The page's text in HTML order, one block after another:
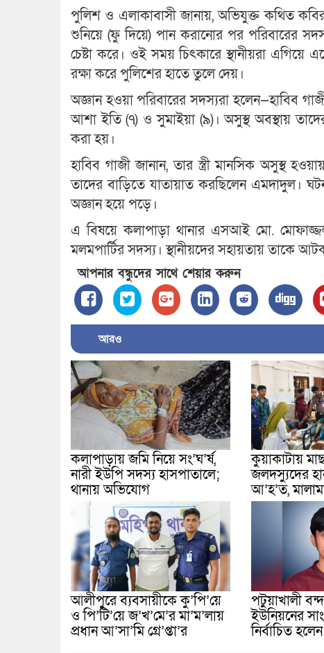
পুলিশ ও এলাকাবাসী জানায়, অভিযুক্ত কথিত
শুনিয়ে (ফু দিয়ে) পান করানোর পর পরিবারের
চেষ্টা করে। ওই সময় চিৎকারে স্থানীয়রা
রক্ষা করে পুলিশের হাতে তুলে দেয়।
অজ্ঞান হওয়া পরিবারের সদস্যরা হলেন—হাবিব
আশা ইতি (৭) ও সুমাইয়া (৯)। অসুস্থ অবস্থায় তাদের
করা হয়।
হাবিব গাজী জানান, তার স্ত্রী মানসিক অসুস্থ
তাদের বাড়িতে যাতায়াত করছিলেন এমদাদুল।
অজ্ঞান হয়ে পড়ে।
এ বিষয়ে কলাপাড়া থানার এসআই মো.
মলমপার্টির সদস্য। স্থানীয়দের সহায়তায় তাকে
আপনার বন্ধুদের সাথে শেয়ার করুন
আরও
কলাপাড়ায় জমি নিয়ে সং’ঘ’র্ষ,
নারী ইউপি সদস্য হাসপাতালে;
থানায় অভিযোগ
কুয়াকাটায়
জলদস্যুদের
আ’হ’ত,
আলীপুরে ব্যবসায়ীকে কু’পি’য়ে
ও পি’টি’য়ে জ’খ’মে’র মা’ম’লায়
প্রধান আ’সা’মি গ্রে’প্তা’র
পটুয়াখালী
ইউনিয়নের
নির্বাচিত